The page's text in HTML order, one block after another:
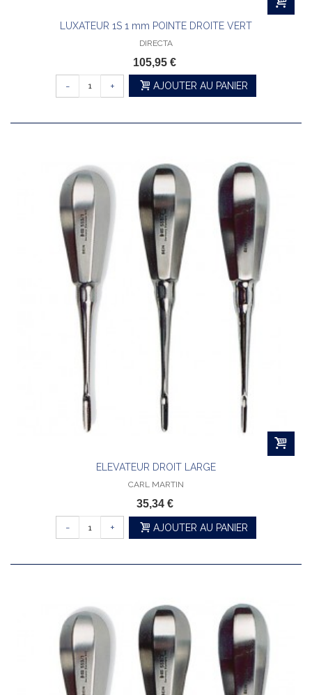
LUXATEUR 1S 1 mm POINTE DROITE VERT
DIRECTA
105,95 €
- + AJOUTER AU PANIER
ELEVATEUR DROIT LARGE
CARL MARTIN
35,34 €
- + AJOUTER AU PANIER